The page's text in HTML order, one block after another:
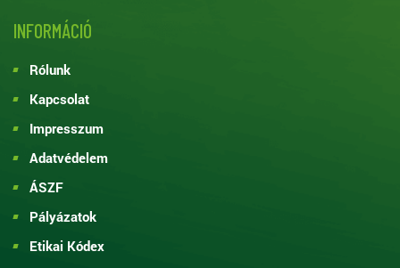
INFORMÁCIÓ
Rólunk
Kapcsolat
Impresszum
Adatvédelem
ÁSZF
Pályázatok
Etikai Kódex